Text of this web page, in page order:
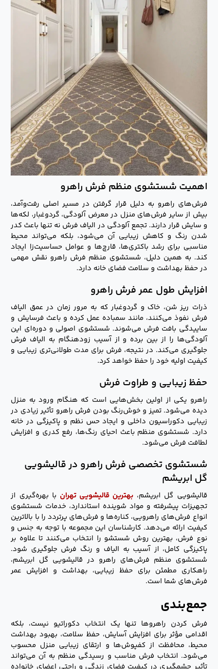
اهمیت شستشوی منظم فرش راهرو
فرش‌های راهرو به دلیل قرار گرفتن در مسیر اصلی رفت‌وآمد،
بیش از سایر فرش‌های منزل در معرض آلودگی، گردوغبار، لکه‌ها
و سایش قرار دارند. تجمع آلودگی در الیاف فرش نه تنها باعث کدر
شدن رنگ و کاهش زیبایی آن می‌شود، بلکه می‌تواند محیط
مناسبی برای رشد باکتری‌ها، قارچ‌ها و عوامل حساسیت‌زا ایجاد
کند. به همین دلیل، شستشوی منظم فرش راهرو نقش مهمی
در حفظ بهداشت و سلامت فضای خانه دارد.
افزایش طول عمر فرش راهرو
ذرات ریز شن، خاک و گردوغبار که به مرور زمان در عمق الیاف
فرش نفوذ می‌کنند، مانند سمباده عمل کرده و باعث فرسایش و
ساییدگی بافت فرش می‌شوند. شستشوی اصولی و دوره‌ای این
آلودگی‌ها را از بین برده و از آسیب زودهنگام به الیاف فرش
جلوگیری می‌کند. در نتیجه، فرش برای مدت طولانی‌تری زیبایی و
کیفیت اولیه خود را حفظ خواهد کرد.
حفظ زیبایی و طراوت فرش
راهرو یکی از اولین بخش‌هایی است که هنگام ورود به منزل
دیده می‌شود. تمیز و خوش‌رنگ بودن فرش راهرو تأثیر زیادی در
زیبایی دکوراسیون داخلی و ایجاد حس نظم و پاکیزگی در خانه
دارد. شستشوی منظم باعث احیای رنگ‌ها، رفع کدری و افزایش
لطافت فرش می‌شود.
شستشوی تخصصی فرش راهرو در قالیشویی
گل ابریشم
قالیشویی گل ابریشم، بهترین قالیشویی تهران با بهره‌گیری از
تجهیزات پیشرفته و مواد شوینده استاندارد، خدمات شستشوی
انواع فرش‌های راهرویی، کناره‌ها و فرش‌های پرتردد را با بالاترین
کیفیت ارائه می‌دهد. کارشناسان این مجموعه با توجه به جنس و
نوع فرش، بهترین روش شستشو را انتخاب می‌کنند تا علاوه بر
پاکیزگی کامل، از آسیب به الیاف و رنگ فرش جلوگیری شود.
شستشوی منظم فرش‌های راهرو در قالیشویی گل ابریشم،
راهکاری مطمئن برای حفظ زیبایی، بهداشت و افزایش عمر
فرش‌های شما است.
جمع‌بندی
فرش کردن راهروها تنها یک انتخاب دکوراتیو نیست، بلکه
اقدامی مؤثر برای افزایش آسایش، حفظ سلامت، بهبود بهداشت
محیط، محافظت از کفپوش‌ها و ارتقای زیبایی منزل محسوب
می‌شود. انتخاب فرش مناسب و رسیدگی منظم به آن می‌تواند
تأثیر چشمگیری در کیفیت فضای زندگی و راحتی اعضای خانواده